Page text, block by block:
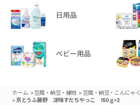
ホーム >豆腐・納豆・練物 > 豆腐・納豆・こんにゃく
>京とうふ藤野 涼味すだちやっこ 150ｇ×2